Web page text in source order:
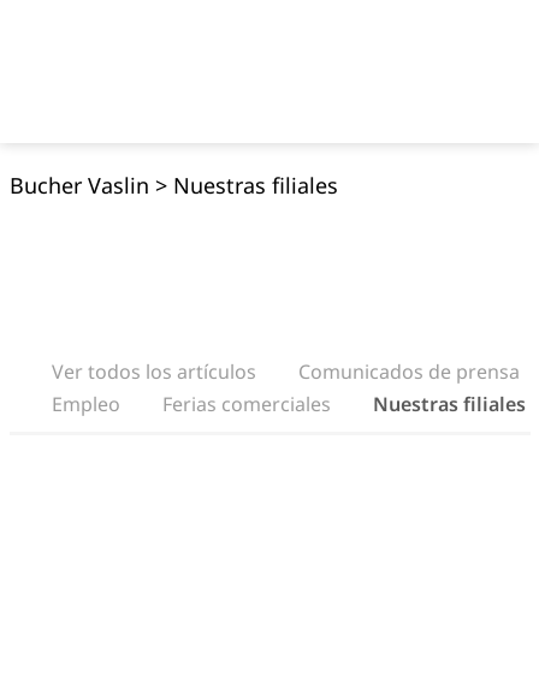
Bucher Vaslin > Nuestras filiales
Ver todos los artículos
Comunicados de prensa
Empleo
Ferias comerciales Nuestras filiales